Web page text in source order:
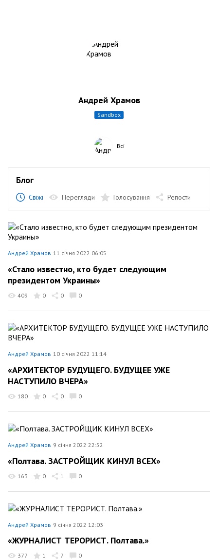
Андрей Храмов
sandbox
Всі
Блог
Свіжі Перегляди Голосування Репости
Андрей Храмов 11 січня 2022 06:05
«Стало известно, кто будет следующим
президентом Украины»
409 0 0 0
Андрей Храмов 10 січня 2022 11:14
«АРХИТЕКТОР БУДУЩЕГО. БУДУЩЕЕ УЖЕ
НАСТУПИЛО ВЧЕРА»
180 0 0 0
Андрей Храмов 9 січня 2022 22:52
«Полтава. ЗАСТРОЙЩИК КИНУЛ ВСЕХ»
163 0 1 0
Андрей Храмов 9 січня 2022 12:03
«ЖУРНАЛИСТ ТЕРОРИСТ. Полтава.»
377 1 7 0